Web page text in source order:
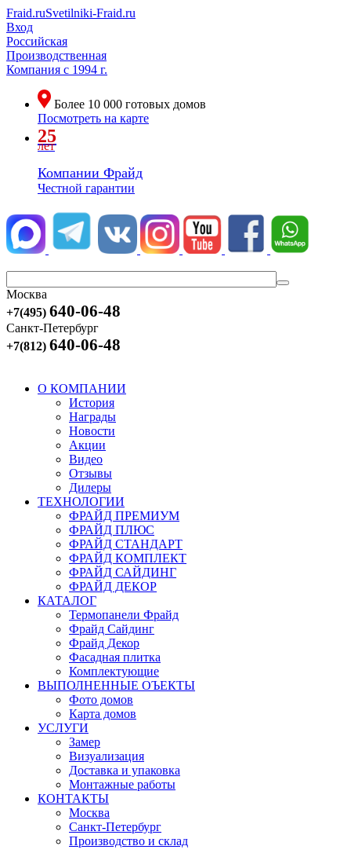
Fraid.ruSvetilniki-Fraid.ru
Вход
Российская
Производственная
Компания с 1994 г.
Более 10 000 готовых домов
Посмотреть на карте
25
лет
Компании Фрайд
Честной гарантии
Москва
+7(495) 640-06-48
Санкт-Петербург
+7(812) 640-06-48
О КОМПАНИИ
История
Награды
Новости
Акции
Видео
Отзывы
Дилеры
ТЕХНОЛОГИИ
ФРАЙД ПРЕМИУМ
ФРАЙД ПЛЮС
ФРАЙД СТАНДАРТ
ФРАЙД КОМПЛЕКТ
ФРАЙД САЙДИНГ
ФРАЙД ДЕКОР
КАТАЛОГ
Термопанели Фрайд
Фрайд Сайдинг
Фрайд Декор
Фасадная плитка
Комплектующие
ВЫПОЛНЕННЫЕ ОЪЕКТЫ
Фото домов
Карта домов
УСЛУГИ
Замер
Визуализация
Доставка и упаковка
Монтажные работы
КОНТАКТЫ
Москва
Санкт-Петербург
Производство и склад